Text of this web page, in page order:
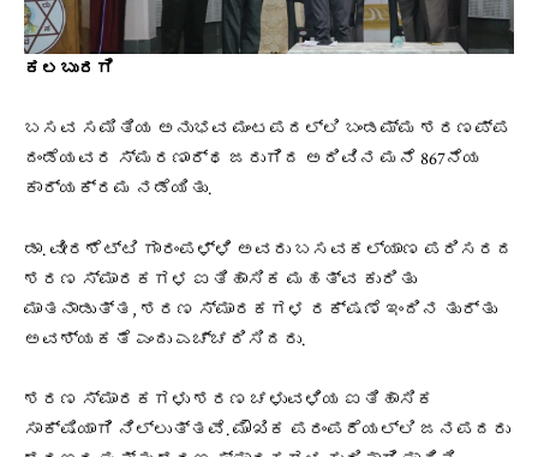
ಕಲಬುರಗಿ
ಬಸವ ಸಮಿತಿಯ ಅನುಭವ ಮಂಟಪದಲ್ಲಿ ಬಂಡಮ್ಮ ಶರಣಪ್ಪ
ದಂಡೆಯವರ ಸ್ಮರಣಾರ್ಥ ಜರುಗಿದ ಅರಿವಿನ ಮನೆ 867ನೆಯ
ಕಾರ್ಯಕ್ರಮ ನಡೆಯಿತು.
ಡಾ. ವೀರಶೆಟ್ಟಿ ಗಾರಂಪಳ್ಳಿ ಅವರು ಬಸವಕಲ್ಯಾಣ ಪರಿಸರದ
ಶರಣ ಸ್ಮಾರಕಗಳ ಐತಿಹಾಸಿಕ ಮಹತ್ವ ಕುರಿತು
ಮಾತನಾಡುತ್ತ, ಶರಣ ಸ್ಮಾರಕಗಳ ರಕ್ಷಣೆ ಇಂದಿನ ತುರ್ತು
ಅವಶ್ಯಕತೆ ಎಂದು ಎಚ್ಚರಿಸಿದರು.
ಶರಣ ಸ್ಮಾರಕಗಳು ಶರಣ ಚಳುವಳಿಯ ಐತಿಹಾಸಿಕ
ಸಾಕ್ಷಿಯಾಗಿ ನಿಲ್ಲುತ್ತವೆ. ಮೌಖಿಕ ಪರಂಪರೆಯಲ್ಲಿ ಜನಪದರು